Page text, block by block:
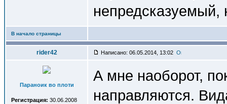
непредсказуемый,
В начало страницы
rider42 Написано: 06.05.2014, 13:02
Параноик во плоти
Регистрация: 30.06.2008
А мне наоборот,
направляются.